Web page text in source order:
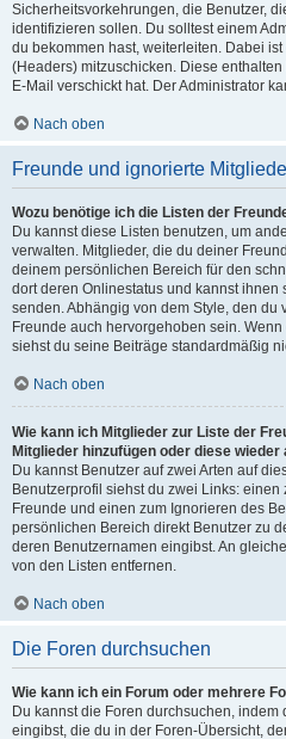
Sicherheitsvorkehrungen, die Benutzer,
identifizieren sollen. Du solltest einem
du bekommen hast, weiterleiten. Dabei
(Headers) mitzuschicken. Diese
E-Mail verschickt hat. Der Administrator
Nach oben
Freunde und ignorierte
Wozu benötige ich die Listen der
Du kannst diese Listen benutzen, um
verwalten. Mitglieder, die du deiner
deinem persönlichen Bereich für den
dort deren Onlinestatus und kannst
senden. Abhängig von dem Style, den
Freunde auch hervorgehoben sein.
siehst du seine Beiträge standardmäßig
Nach oben
Wie kann ich Mitglieder zur Liste der
Mitglieder hinzufügen oder diese
Du kannst Benutzer auf zwei Arten auf
Benutzerprofil siehst du zwei Links:
Freunde und einen zum Ignorieren des
persönlichen Bereich direkt Benutzer zu
deren Benutzernamen eingibst. An
von den Listen entfernen.
Nach oben
Die Foren durchsuchen
Wie kann ich ein Forum oder mehrere
Du kannst die Foren durchsuchen,
eingibst, die du in der Foren-Übersicht,